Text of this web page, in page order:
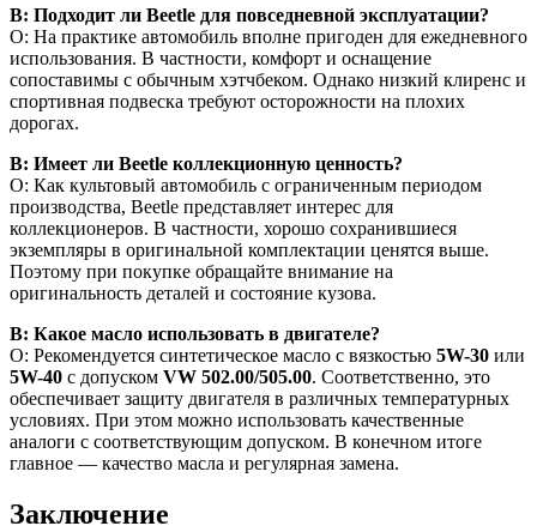
В: Подходит ли Beetle для повседневной эксплуатации?
О: На практике автомобиль вполне пригоден для ежедневного
использования. В частности, комфорт и оснащение
сопоставимы с обычным хэтчбеком. Однако низкий клиренс и
спортивная подвеска требуют осторожности на плохих
дорогах.
В: Имеет ли Beetle коллекционную ценность?
О: Как культовый автомобиль с ограниченным периодом
производства, Beetle представляет интерес для
коллекционеров. В частности, хорошо сохранившиеся
экземпляры в оригинальной комплектации ценятся выше.
Поэтому при покупке обращайте внимание на
оригинальность деталей и состояние кузова.
В: Какое масло использовать в двигателе?
О: Рекомендуется синтетическое масло с вязкостью 5W-30 или
5W-40 с допуском VW 502.00/505.00. Соответственно, это
обеспечивает защиту двигателя в различных температурных
условиях. При этом можно использовать качественные
аналоги с соответствующим допуском. В конечном итоге
главное — качество масла и регулярная замена.
Заключение